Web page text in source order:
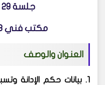
جلسة 29 / 3 / 2022
مكتب فني 73 ق 31 ص 282
العنوان والوصف